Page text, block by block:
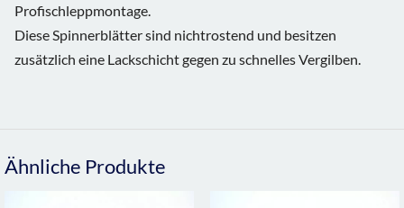
Profischleppmontage.
Diese Spinnerblätter sind nichtrostend und besitzen
zusätzlich eine Lackschicht gegen zu schnelles Vergilben.
Ähnliche Produkte